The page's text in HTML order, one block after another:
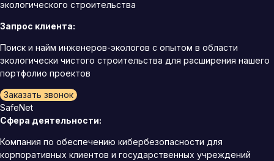
экологического строительства
Запрос клиента:
Поиск и найм инженеров-экологов с опытом в области
экологически чистого строительства для расширения нашего
портфолио проектов
Заказать звонок
SafeNet
Сфера деятельности:
Компания по обеспечению кибербезопасности для
корпоративных клиентов и государственных учреждений